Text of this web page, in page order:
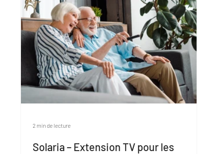
Solaria – Extension TV pour les
2 min de lecture